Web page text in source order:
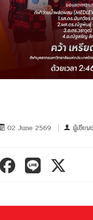
02 June 2569 ผู้เขียน